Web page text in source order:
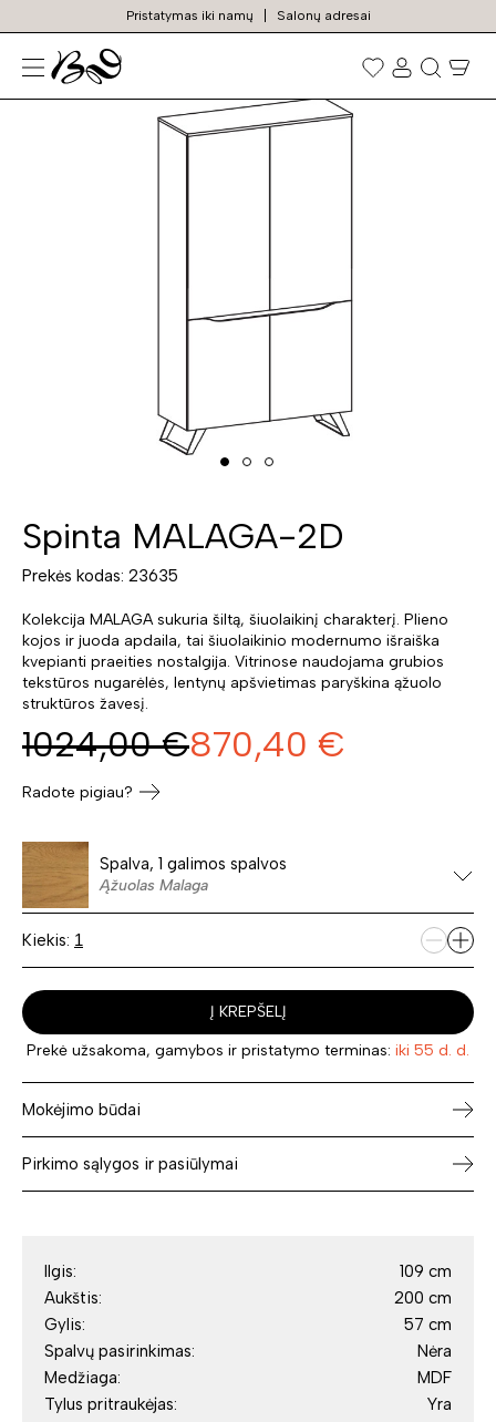
Pristatymas iki namų Salonų adresai
Prekių
paieška
N
Spinta MALAGA-2D
Prekės kodas: 23635
Kolekcija MALAGA sukuria šiltą, šiuolaikinį charakterį. Plieno
kojos ir juoda apdaila, tai šiuolaikinio modernumo išraiška
kvepianti praeities nostalgija. Vitrinose naudojama grubios
tekstūros nugarėlės, lentynų apšvietimas paryškina ąžuolo
struktūros žavesį.
1024,00 €870,40 €
Radote pigiau?
Spalva, 1 galimos spalvos
Ąžuolas Malaga
Kiekis:
Į KREPŠELĮ
Prekė užsakoma, gamybos ir pristatymo terminas: iki 55 d. d.
Mokėjimo būdai
Pirkimo sąlygos ir pasiūlymai
Ilgis:
109 cm
Aukštis:
200 cm
Gylis:
57 cm
Spalvų pasirinkimas:
Nėra
Medžiaga:
MDF
Tylus pritraukėjas:
Yra